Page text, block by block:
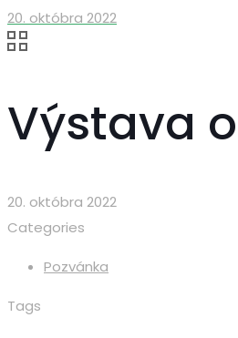
20. októbra 2022
Výstava
20. októbra 2022
Categories
Pozvánka
Tags